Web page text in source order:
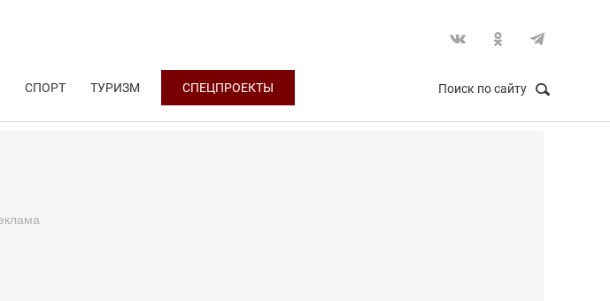
СПОРТ ТУРИЗМ СПЕЦПРОЕКТЫ Поиск по сайту